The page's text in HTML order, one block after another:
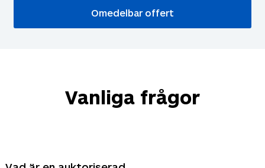
Omedelbar offert
Vanliga frågor